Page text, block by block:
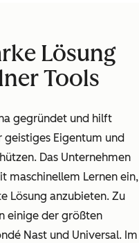
Lösung
Tools
gegründet und hilft
geistiges Eigentum und
Das Unternehmen
maschinellem Lernen ein,
Lösung anzubieten. Zu
einige der größten
Nast und Universal. Im